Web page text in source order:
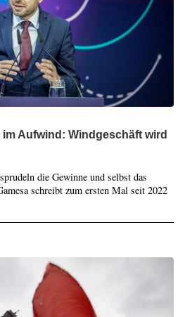
Aufwind: Windgeschäft wird
die Gewinne und selbst das
schreibt zum ersten Mal seit 2022